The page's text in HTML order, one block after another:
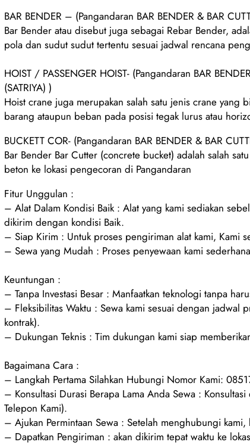
BAR BENDER – (Pangandaran BAR BENDER & BAR
Bar Bender atau disebut juga sebagai Rebar Bender,
pola dan sudut sudut tertentu sesuai jadwal rencana
HOIST / PASSENGER HOIST- (Pangandaran BAR
(SATRIYA) )
Hoist crane juga merupakan salah satu jenis crane yang
barang ataupun beban pada posisi tegak lurus atau
BUCKETT COR- (Pangandaran BAR BENDER & BAR
Bar Bender Bar Cutter (concrete bucket) adalah salah
beton ke lokasi pengecoran di Pangandaran
Fitur Unggulan :
– Alat Dalam Kondisi Baik : Alat yang kami sediakan
dikirim dengan kondisi Baik.
– Siap Kirim : Untuk proses pengiriman alat kami, Kami
– Sewa yang Mudah : Proses penyewaan kami
Keuntungan :
– Tanpa Investasi Besar : Manfaatkan teknologi tanpa
– Fleksibilitas Waktu : Sewa kami sesuai dengan
kontrak).
– Dukungan Teknis : Tim dukungan kami siap
Bagaimana Cara :
– Langkah Pertama Silahkan Hubungi Nomor Kami:
– Konsultasi Durasi Berapa Lama Anda Sewa :
Telepon Kami).
– Ajukan Permintaan Sewa : Setelah menghubungi
– Dapatkan Pengiriman : akan dikirim tepat waktu ke